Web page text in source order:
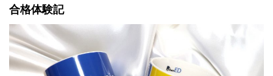
合格体験記